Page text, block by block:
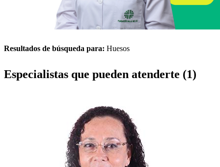
Resultados de búsqueda para: Huesos
Especialistas que pueden atenderte (1)